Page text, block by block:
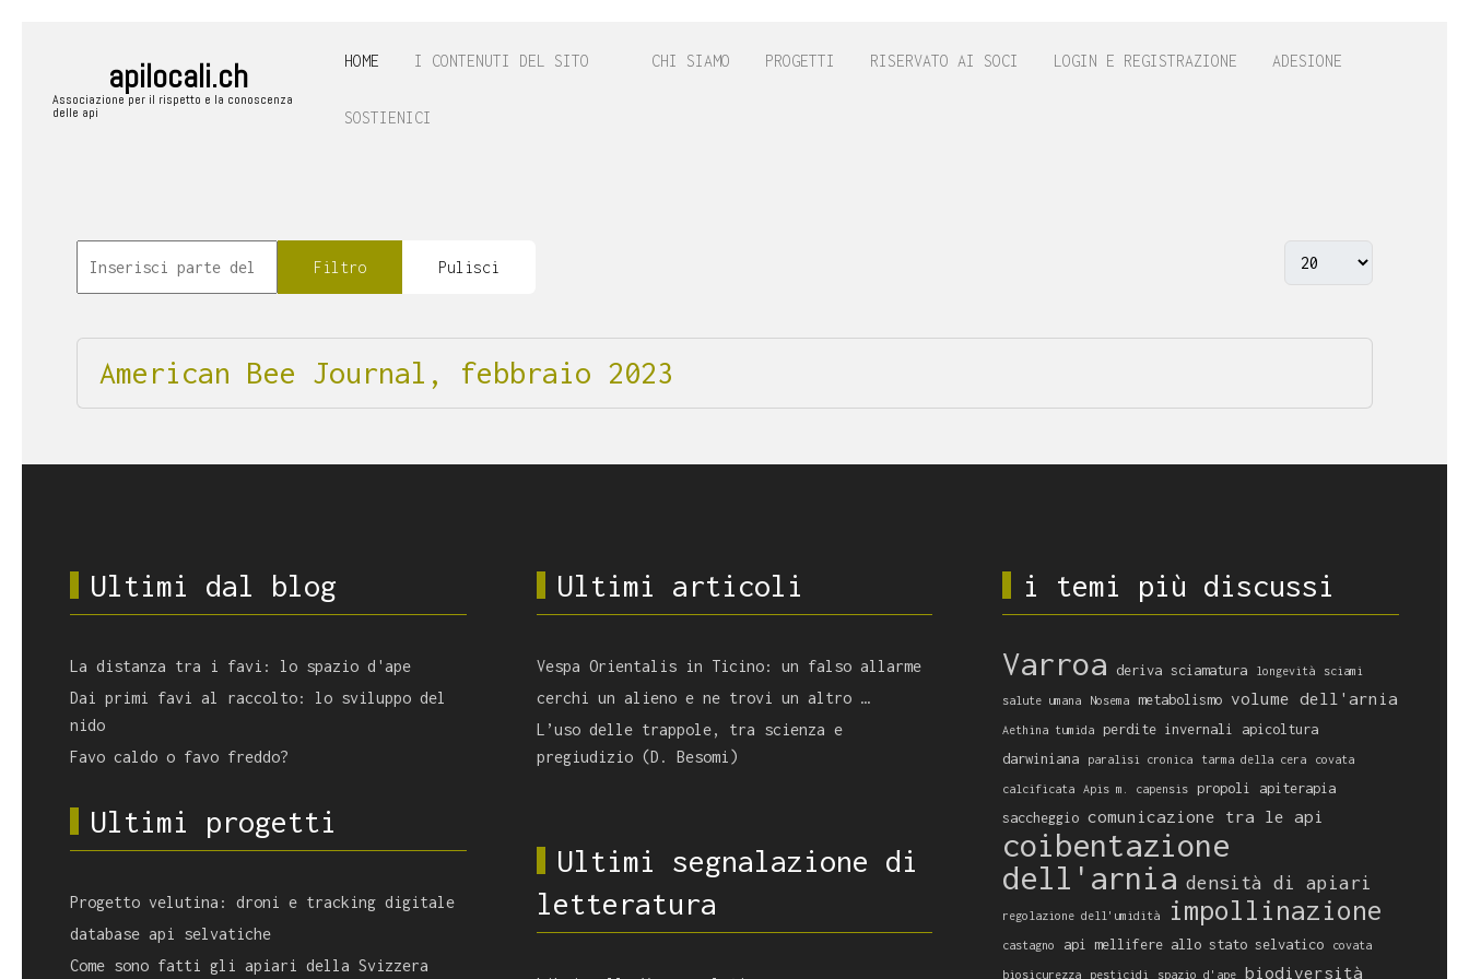
apilocali.ch
Associazione per il rispetto e la conoscenza
delle api
HOME I CONTENUTI DEL SITO CHI SIAMO PROGETTI RISERVATO AI SOCI LOGIN E REGISTRAZIONE ADESIONE
SOSTIENICI
Filtro Pulisci
American Bee Journal, febbraio 2023
Ultimi dal blog
La distanza tra i favi: lo spazio d'ape
Dai primi favi al raccolto: lo sviluppo del
nido
Favo caldo o favo freddo?
Ultimi progetti
Progetto velutina: droni e tracking digitale
database api selvatiche
Come sono fatti gli apiari della Svizzera
Ultimi articoli
Vespa Orientalis in Ticino: un falso allarme
cerchi un alieno e ne trovi un altro …
L’uso delle trappole, tra scienza e
pregiudizio (D. Besomi)
Ultimi segnalazione di
letteratura
i temi più discussi
Varroa deriva sciamatura longevità sciami
salute umana Nosema metabolismo volume dell'arnia
Aethina tumida perdite invernali
apicoltura
darwiniana
paralisi cronica tarma della cera covata
calcificata Apis m. capensis propoli
apiterapia
saccheggio comunicazione tra le api
coibentazione
dell'arnia densità di apiari
regolazione dell'umidità impollinazione
castagno api mellifere allo stato selvatico covata
biosicurezza pesticidi spazio d'ape biodiversità